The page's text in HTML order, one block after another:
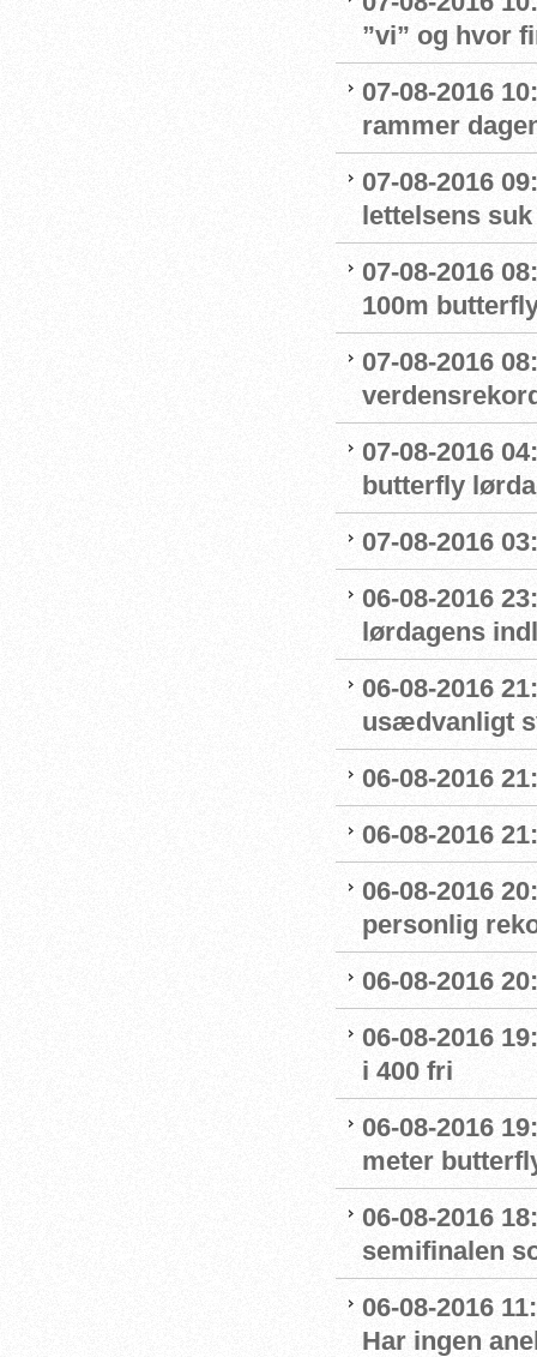
”vi” og hvor
07-08-2016
rammer
07-08-2016
lettelsens
07-08-2016
100m
07-08-2016
07-08-2016
butterfly
07-08-2016
06-08-2016
lørdagens
06-08-2016
usædvanligt
06-08-2016
06-08-2016
06-08-2016
personlig
06-08-2016
06-08-2016
i 400 fri
06-08-2016
meter
06-08-2016
semifinalen
06-08-2016
Har ingen